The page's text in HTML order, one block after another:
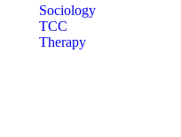
Sociology
TCC
Therapy